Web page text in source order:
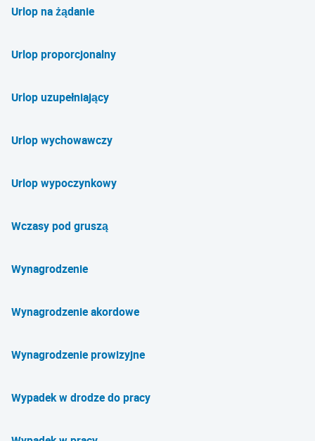
Urlop na żądanie
Urlop proporcjonalny
Urlop uzupełniający
Urlop wychowawczy
Urlop wypoczynkowy
Wczasy pod gruszą
Wynagrodzenie
Wynagrodzenie akordowe
Wynagrodzenie prowizyjne
Wypadek w drodze do pracy